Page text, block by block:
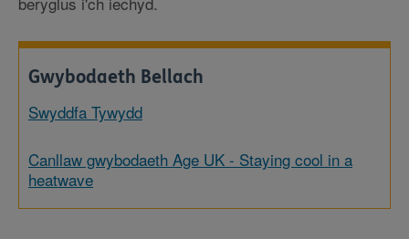
Gwybodaeth Bellach
Swyddfa Tywydd
Canllaw gwybodaeth Age UK - Staying cool in a
heatwave